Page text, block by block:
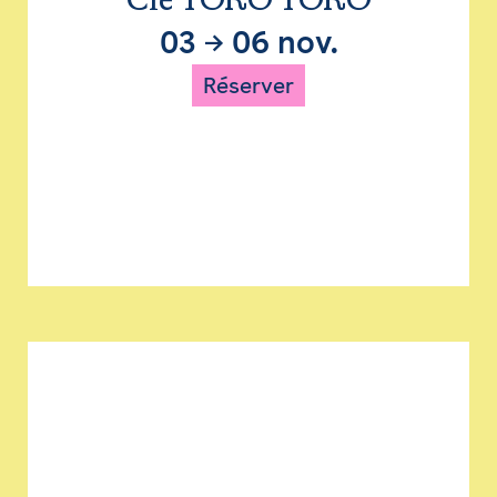
03 → 06 nov.
Réserver